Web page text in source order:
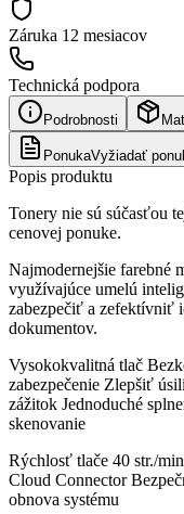
Záruka 12 mesiacov
Technická podpora
Podrobnosti
PonukaVyžiadať
Popis produktu
Tonery nie sú súčasťou
cenovej ponuke.
Najmodernejšie farebné
využívajúce umelú
zabezpečiť a zefektívniť
dokumentov.
Vysokokvalitná tlač
zabezpečenie Zlepšiť
zážitok Jednoduché
skenovanie
Rýchlosť tlače 40 str./
Cloud Connector
obnova systému